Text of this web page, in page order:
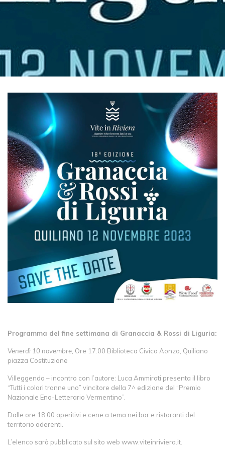
Programma del fine settimana di Granaccia & Rossi di Liguria:
Venerdì 10 novembre, Ore 17.00 Biblioteca Civica Aonzo, Quiliano
piazza Costituzione
Villeggendo – incontro con l’autore: Luca Ammirati presenta il libro
“Tutti i colori tranne uno” vincitore della 7^ edizione del “Premio
Nazionale Eno-Letterario Vermentino”.
Dalle ore 18.00 aperitivi e cene a tema nei bar e ristoranti del
territorio aderenti.
L’elenco sarà pubblicato sul sito web www.viteinriviera.it.